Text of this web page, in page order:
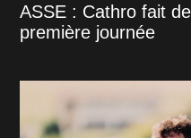
ASSE : Cathro fait
première journée